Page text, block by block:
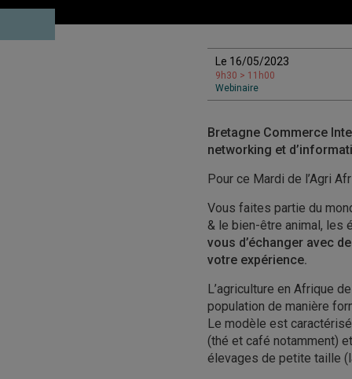
Le 16/05/2023
9h30 > 11h00
Webinaire
Bretagne Commerce
networking et
Pour ce Mardi de l’Agri
Vous faites partie du
& le bien-être animal, les
vous d’échanger avec
votre expérience.
L’agriculture en Afrique
population de manière
Le modèle est
(thé et café notamment)
élevages de petite taille